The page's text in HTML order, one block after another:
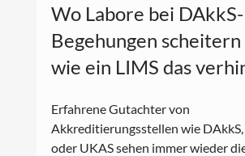
Wo Labore bei DAkkS-
Begehungen
wie ein LIMS das
Erfahrene Gutachter von
Akkreditierungsstellen wie
oder UKAS sehen immer wieder